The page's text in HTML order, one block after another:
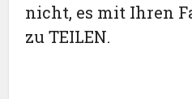
nicht, es mit Ihren
zu TEILEN.